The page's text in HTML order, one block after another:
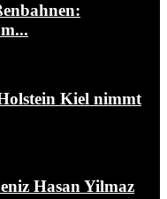
Kiel nimmt
Hasan Yilmaz